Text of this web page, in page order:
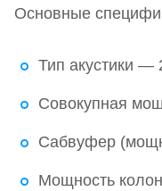
Основные
Тип акустики —
Совокупная
Сабвуфер
Мощность